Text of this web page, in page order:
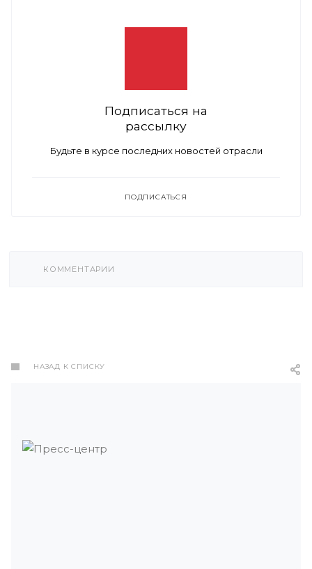
Подписаться на
рассылку
Будьте в курсе последних новостей отрасли
ПОДПИСАТЬСЯ
КОММЕНТАРИИ
НАЗАД К СПИСКУ